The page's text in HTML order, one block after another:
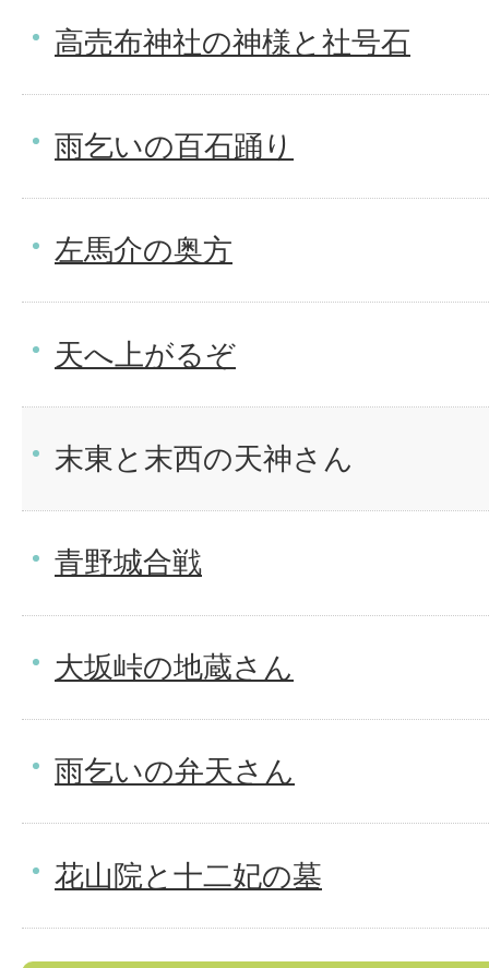
高売布神社の神様と社号石
雨乞いの百石踊り
左馬介の奥方
天へ上がるぞ
末東と末西の天神さん
青野城合戦
大坂峠の地蔵さん
雨乞いの弁天さん
花山院と十二妃の墓